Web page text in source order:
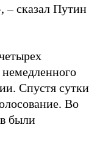
– сказал Путин
Спустя сутки
Во
были